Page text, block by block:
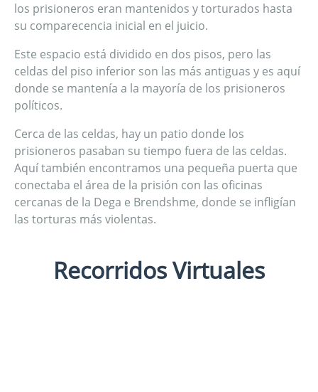
los prisioneros eran mantenidos y torturados hasta
su comparecencia inicial en el juicio.
Este espacio está dividido en dos pisos, pero las
celdas del piso inferior son las más antiguas y es aquí
donde se mantenía a la mayoría de los prisioneros
políticos.
Cerca de las celdas, hay un patio donde los
prisioneros pasaban su tiempo fuera de las celdas.
Aquí también encontramos una pequeña puerta que
conectaba el área de la prisión con las oficinas
cercanas de la Dega e Brendshme, donde se infligían
las torturas más violentas.
Recorridos Virtuales